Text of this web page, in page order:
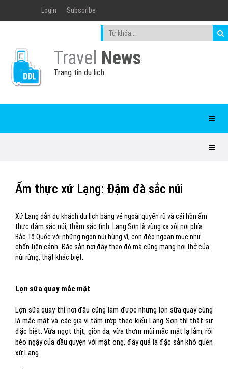
Login Subscribe
Travel News
Trang tin du lịch
Ẩm thực xứ Lạng: Đậm đà sắc núi
Xứ Lạng dẫn dụ khách du lịch bằng vẻ ngoài quyến rũ và cái hồn ẩm
thực đậm sắc núi, thẫm sắc tình. Lạng Sơn là vùng xa xôi nơi phía
Bắc Tổ Quốc với những ngọn núi hùng vĩ, con đèo ngoạn mục như
chốn tiên cảnh. Đặc sản nơi đây theo đó mà cũng mang hơi thở của
núi rừng, thật khác biệt.
Lợn sữa quay mắc mật
Lợn sữa quay thì nơi đâu cũng làm được nhưng lợn sữa quay cùng
lá mắc mật và các gia vị tẩm ướp theo kiểu Lạng Sơn thì thật sự
đặc biệt. Vừa ngọt thịt, giòn da, vừa thơm mùi mắc mật lạ lẫm, rồi
béo ngậy của dầu quyện với mật ong, đây quả là đặc sản khó quên
xứ Lạng.